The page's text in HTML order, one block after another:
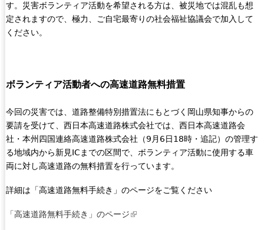
す。災害ボランティア活動を希望される方は、被災地では混乱も想
定されますので、極力、ご自宅最寄りの社会福祉協議会で加入して
ください。
ボランティア活動者への高速道路無料措置
今回の災害では、道路整備特別措置法にもとづく岡山県知事からの
要請を受けて、西日本高速道路株式会社では、西日本高速道路会
社・本州四国連絡高速道路株式会社（9月6日18時・追記）の管理す
る地域内から新見ICまでの区間で、ボランティア活動に使用する車
両に対し高速道路の無料措置を行っています。
詳細は「高速道路無料手続き」のページをご覧ください
「高速道路無料手続き」のページ(